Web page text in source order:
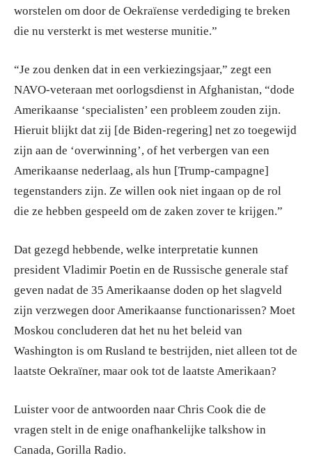
worstelen om door de Oekraïense verdediging te breken
die nu versterkt is met westerse munitie.”
“Je zou denken dat in een verkiezingsjaar,” zegt een
NAVO-veteraan met oorlogsdienst in Afghanistan, “dode
Amerikaanse ‘specialisten’ een probleem zouden zijn.
Hieruit blijkt dat zij [de Biden-regering] net zo toegewijd
zijn aan de ‘overwinning’, of het verbergen van een
Amerikaanse nederlaag, als hun [Trump-campagne]
tegenstanders zijn. Ze willen ook niet ingaan op de rol
die ze hebben gespeeld om de zaken zover te krijgen.”
Dat gezegd hebbende, welke interpretatie kunnen
president Vladimir Poetin en de Russische generale staf
geven nadat de 35 Amerikaanse doden op het slagveld
zijn verzwegen door Amerikaanse functionarissen? Moet
Moskou concluderen dat het nu het beleid van
Washington is om Rusland te bestrijden, niet alleen tot de
laatste Oekraïner, maar ook tot de laatste Amerikaan?
Luister voor de antwoorden naar Chris Cook die de
vragen stelt in de enige onafhankelijke talkshow in
Canada, Gorilla Radio.